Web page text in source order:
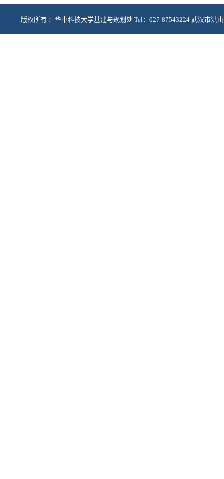
版权所有 ：华中科技大学基建与规划处 Tel：027-87543224 武汉市